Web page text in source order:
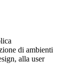
di ambienti
alla user